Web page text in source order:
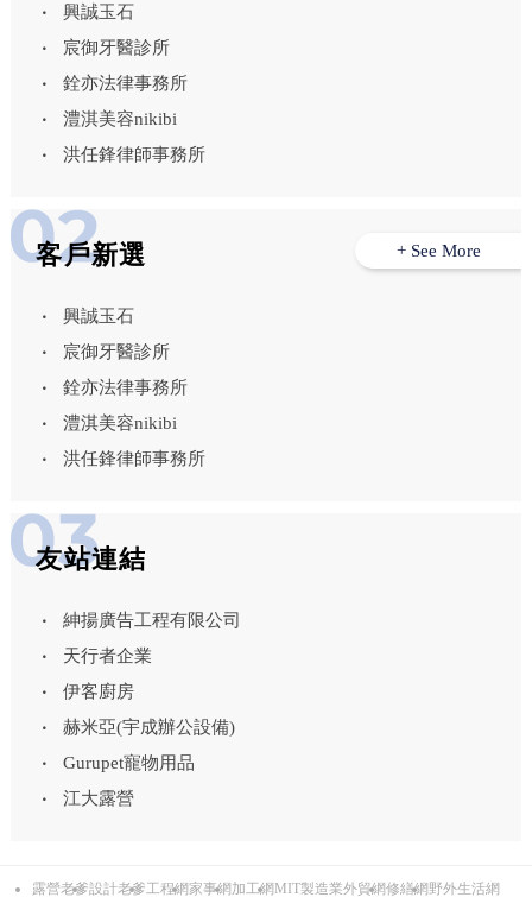
興誠玉石
宸御牙醫診所
銓亦法律事務所
澧淇美容nikibi
洪任鋒律師事務所
客戶新選
興誠玉石
宸御牙醫診所
銓亦法律事務所
澧淇美容nikibi
洪任鋒律師事務所
+ See More
友站連結
紳揚廣告工程有限公司
天行者企業
伊客廚房
赫米亞(宇成辦公設備)
Gurupet寵物用品
江大露營
露營老爹設計老爹工程網家事網 加工網 MIT製造業外貿網修繕網 野外生活網